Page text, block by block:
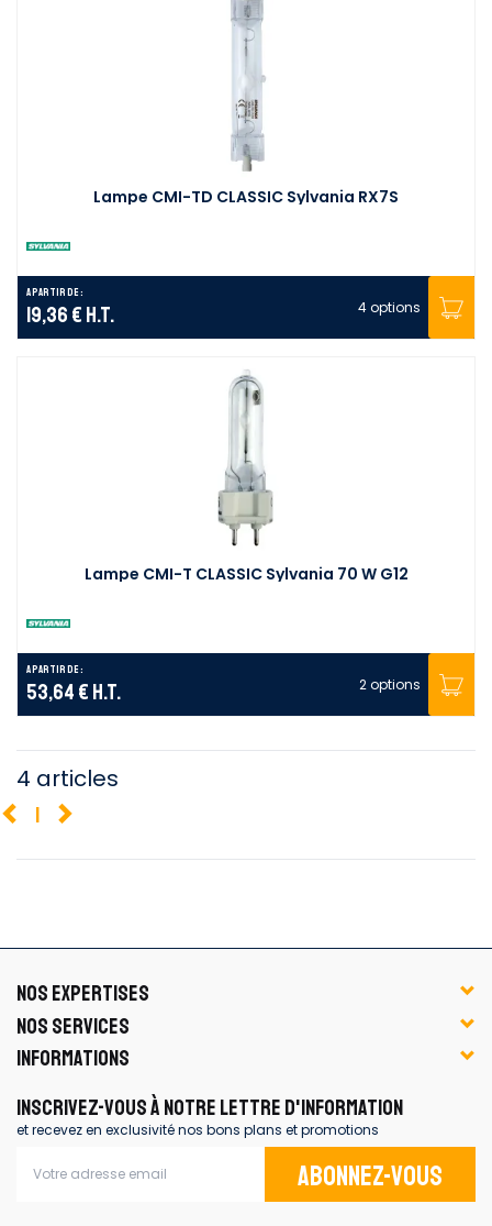
Lampe CMI-TD CLASSIC Sylvania RX7S
A partir de :
19,36 € H.T. 4 options
Lampe CMI-T CLASSIC Sylvania 70 W G12
A partir de :
53,64 € H.T. 2 options
4 articles
1
NOS EXPERTISES
NOS SERVICES
INFORMATIONS
INSCRIVEZ-VOUS À NOTRE LETTRE D'INFORMATION
et recevez en exclusivité nos bons plans et promotions
Abonnez-vous